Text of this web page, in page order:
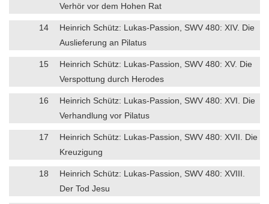
Verhör vor dem Hohen Rat
14
Heinrich Schütz: Lukas-Passion, SWV 480: XIV. Die
Auslieferung an Pilatus
15
Heinrich Schütz: Lukas-Passion, SWV 480: XV. Die
Verspottung durch Herodes
16
Heinrich Schütz: Lukas-Passion, SWV 480: XVI. Die
Verhandlung vor Pilatus
17
Heinrich Schütz: Lukas-Passion, SWV 480: XVII. Die
Kreuzigung
18
Heinrich Schütz: Lukas-Passion, SWV 480: XVIII.
Der Tod Jesu